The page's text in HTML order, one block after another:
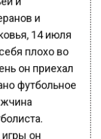
и
14 июля
плохо во
он приехал
футбольное
он